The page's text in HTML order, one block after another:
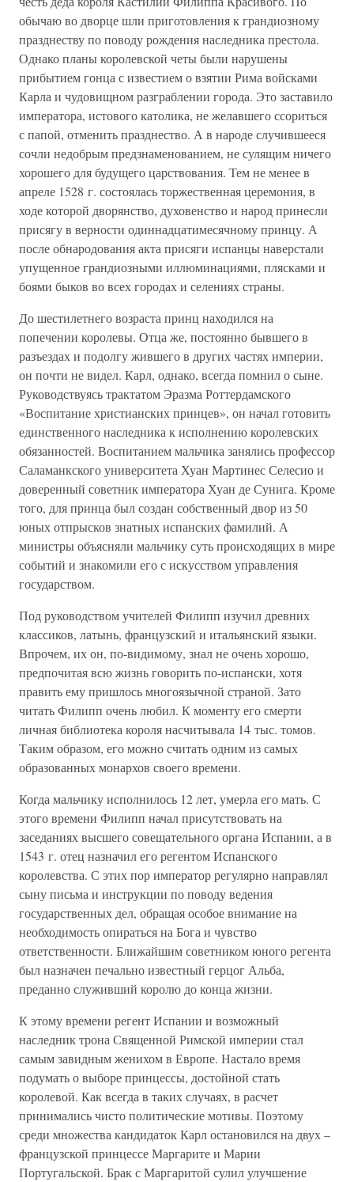
обычаю во дворце шли приготовления к грандиозному
празднеству по поводу рождения наследника престола.
Однако планы королевской четы были нарушены
прибытием гонца с известием о взятии Рима войсками
Карла и чудовищном разграблении города. Это заставило
императора, истового католика, не желавшего ссориться
с папой, отменить празднество. А в народе случившееся
сочли недобрым предзнаменованием, не сулящим ничего
хорошего для будущего царствования. Тем не менее в
апреле 1528 г. состоялась торжественная церемония, в
ходе которой дворянство, духовенство и народ принесли
присягу в верности одиннадцатимесячному принцу. А
после обнародования акта присяги испанцы наверстали
упущенное грандиозными иллюминациями, плясками и
боями быков во всех городах и селениях страны.
До шестилетнего возраста принц находился на
попечении королевы. Отца же, постоянно бывшего в
разъездах и подолгу жившего в других частях империи,
он почти не видел. Карл, однако, всегда помнил о сыне.
Руководствуясь трактатом Эразма Роттердамского
«Воспитание христианских принцев», он начал готовить
единственного наследника к исполнению королевских
обязанностей. Воспитанием мальчика занялись профессор
Саламанкского университета Хуан Мартинес Селесио и
доверенный советник императора Хуан де Сунига. Кроме
того, для принца был создан собственный двор из 50
юных отпрысков знатных испанских фамилий. А
министры объясняли мальчику суть происходящих в мире
событий и знакомили его с искусством управления
государством.
Под руководством учителей Филипп изучил древних
классиков, латынь, французский и итальянский языки.
Впрочем, их он, по-видимому, знал не очень хорошо,
предпочитая всю жизнь говорить по-испански, хотя
править ему пришлось многоязычной страной. Зато
читать Филипп очень любил. К моменту его смерти
личная библиотека короля насчитывала 14 тыс. томов.
Таким образом, его можно считать одним из самых
образованных монархов своего времени.
Когда мальчику исполнилось 12 лет, умерла его мать. С
этого времени Филипп начал присутствовать на
заседаниях высшего совещательного органа Испании, а в
1543 г. отец назначил его регентом Испанского
королевства. С этих пор император регулярно направлял
сыну письма и инструкции по поводу ведения
государственных дел, обращая особое внимание на
необходимость опираться на Бога и чувство
ответственности. Ближайшим советником юного регента
был назначен печально известный герцог Альба,
преданно служивший королю до конца жизни.
К этому времени регент Испании и возможный
наследник трона Священной Римской империи стал
самым завидным женихом в Европе. Настало время
подумать о выборе принцессы, достойной стать
королевой. Как всегда в таких случаях, в расчет
принимались чисто политические мотивы. Поэтому
среди множества кандидаток Карл остановился на двух –
французской принцессе Маргарите и Марии
Португальской. Брак с Маргаритой сулил улучшение